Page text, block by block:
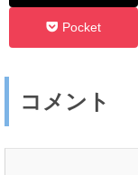
Pocket
コメント